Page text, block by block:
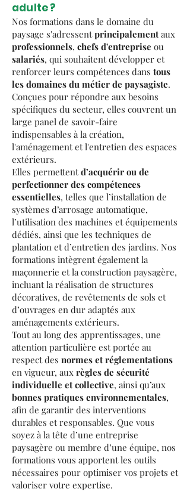
adulte ?
Nos formations dans le domaine du
paysage s'adressentprincipalementaux
professionnels, chefs d'entreprise ou
salariés, qui souhaitent développer et
renforcer leurs compétences dans tous
les domaines du métier de paysagiste.
Conçues pour répondre aux besoins
spécifiques du secteur, elles couvrent un
large panel de savoir-faire
indispensables à la création,
l'aménagement et l'entretien des espaces
extérieurs.
Elles permettentd’acquérir ou de
perfectionner des compétences
essentielles, telles que l’installation de
systèmes d’arrosage automatique,
l’utilisation des machines et équipements
dédiés, ainsi que les techniques de
plantation et d’entretien des jardins. Nos
formations intègrent également la
maçonnerie et la construction paysagère,
incluant la réalisation de structures
décoratives, de revêtements de sols et
d’ouvrages en dur adaptés aux
aménagements extérieurs.
Tout au long des apprentissages, une
attention particulière est portée au
respect des normes et réglementations
en vigueur, aux règles de sécurité
individuelle et collective, ainsi qu’aux
bonnes pratiques environnementales,
afin de garantir des interventions
durables et responsables. Que vous
soyez à la tête d’une entreprise
paysagère ou membre d’une équipe, nos
formations vous apportent les outils
nécessaires pour optimiser vos projets et
valoriser votre expertise.